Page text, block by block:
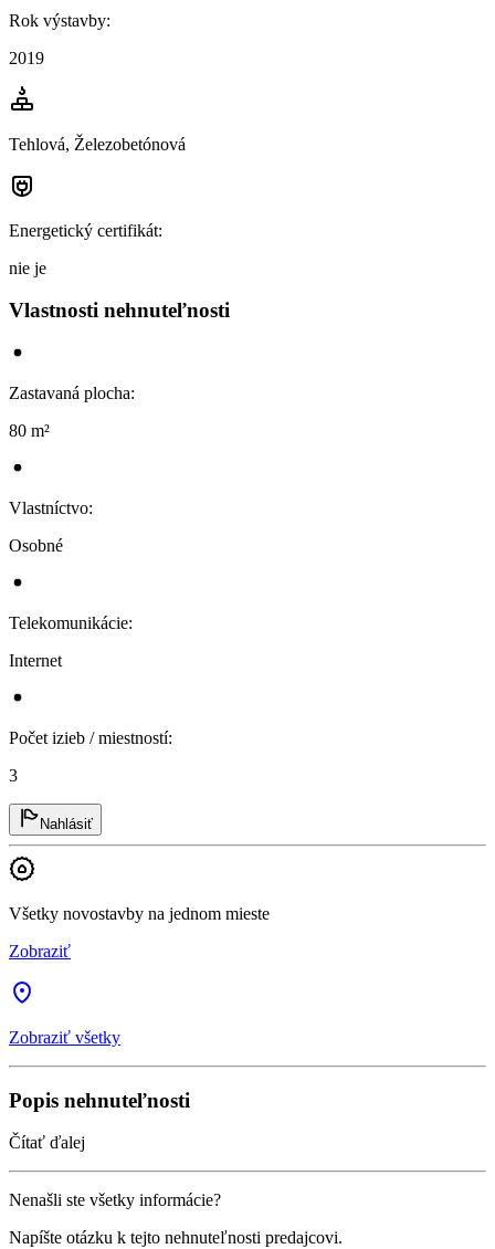
Rok výstavby:
2019
Tehlová, Železobetónová
Energetický certifikát:
nie je
Vlastnosti nehnuteľnosti
Zastavaná plocha:
80 m²
Vlastníctvo:
Osobné
Telekomunikácie:
Internet
Počet izieb / miestností:
3
Nahlásiť
Všetky novostavby na jednom mieste
Zobraziť
Zobraziť všetky
Popis nehnuteľnosti
Čítať ďalej
Nenašli ste všetky informácie?
Napíšte otázku k tejto nehnuteľnosti predajcovi.